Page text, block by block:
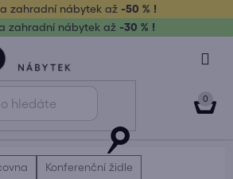
zahradní nábytek až-50 % !
zahradní nábytek až -30 % !
Konferenční židle